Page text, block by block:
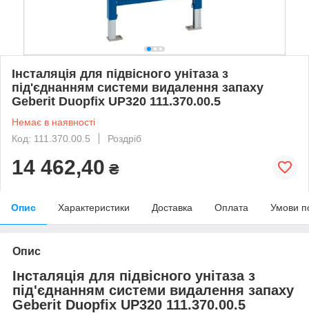
Інсталяція для підвісного унітаза з
під'єднанням системи видалення запаху
Geberit Duopfix UP320 111.370.00.5
Немає в наявності
Код: 111.370.00.5
Роздріб
14 462,40 ₴
Опис Характеристики Доставка Оплата Умови
Опис
Інсталяція для підвісного унітаза з
під'єднанням системи видалення запаху
Geberit Duopfix UP320 111.370.00.5